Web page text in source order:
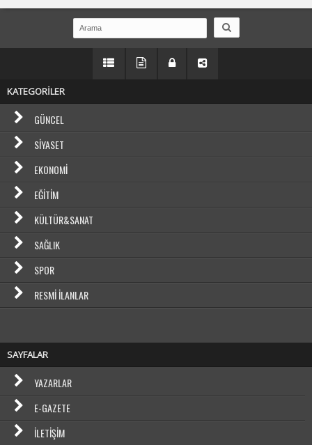
KATEGORİLER
GÜNCEL
SIYASET
EKONOMI
EĞITIM
KÜLTÜR&SANAT
SAĞLIK
SPOR
RESMI İLANLAR
SAYFALAR
YAZARLAR
E-GAZETE
İLETIŞIM